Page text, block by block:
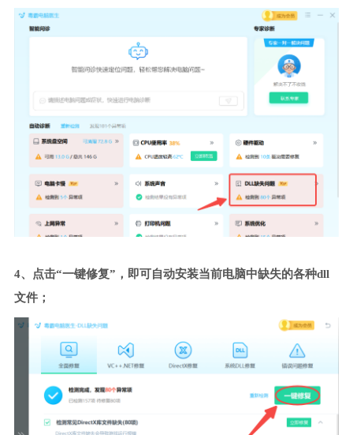
4、点击“一键修复”，即可自动安装当前电脑中缺失的各种dll
文件；